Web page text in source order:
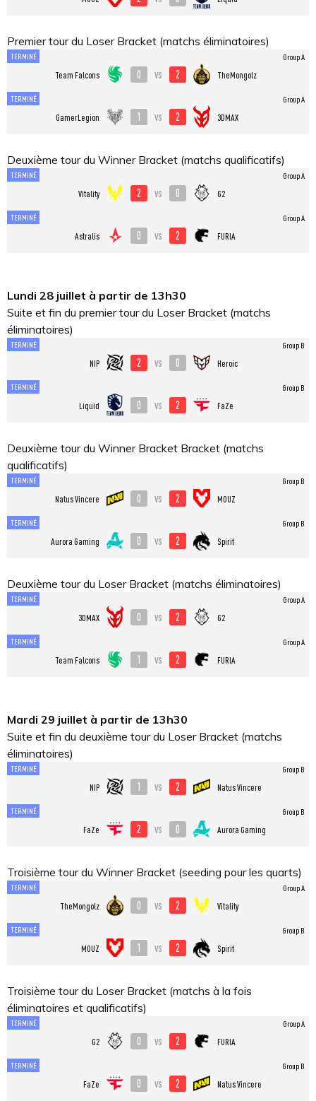
Premier tour du Loser Bracket (matchs éliminatoires)
TERMINÉ
Team Falcons 0 vs 2 TheMongolz
Group A
TERMINÉ
GamerLegion 1 vs 2 3DMAX
Group A
Deuxième tour du Winner Bracket (matchs qualificatifs)
TERMINÉ
Vitality 2 vs 0 G2
Group A
TERMINÉ
Astralis 0 vs 2 FURIA
Group A
Lundi 28 juillet à partir de 13h30
Suite et fin du premier tour du Loser Bracket (matchs
éliminatoires)
TERMINÉ
NIP 2 vs 0 Heroic
Group B
TERMINÉ
Liquid 0 vs 2 FaZe
Group B
Deuxième tour du Winner Bracket Bracket (matchs
qualificatifs)
TERMINÉ
Natus Vincere 0 vs 2 MOUZ
Group B
TERMINÉ
Aurora Gaming 0 vs 2 Spirit
Group B
Deuxième tour du Loser Bracket (matchs éliminatoires)
TERMINÉ
3DMAX 0 vs 2 G2
Group A
TERMINÉ
Team Falcons 1 vs 2 FURIA
Group A
Mardi 29 juillet à partir de 13h30
Suite et fin du deuxième tour du Loser Bracket (matchs
éliminatoires)
TERMINÉ
NIP 1 vs 2 Natus Vincere
Group B
TERMINÉ
FaZe 2 vs 0 Aurora Gaming
Group B
Troisième tour du Winner Bracket (seeding pour les quarts)
TERMINÉ
TheMongolz 0 vs 2 Vitality
Group A
TERMINÉ
MOUZ 1 vs 2 Spirit
Group B
Troisième tour du Loser Bracket (matchs à la fois
éliminatoires et qualificatifs)
TERMINÉ
G2 0 vs 2 FURIA
Group A
TERMINÉ
FaZe 0 vs 2 Natus Vincere
Group B